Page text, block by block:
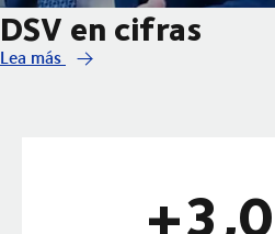
DSV en cifras
Lea más